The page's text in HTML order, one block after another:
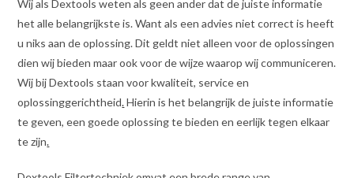
Wij als Dextools weten als geen ander dat de juiste informatie
het alle belangrijkste is. Want als een advies niet correct is heeft
u niks aan de oplossing. Dit geldt niet alleen voor de oplossingen
dien wij bieden maar ook voor de wijze waarop wij communiceren.
Wij bij Dextools staan voor kwaliteit, service en
oplossinggerichtheid.Hierin is het belangrijk de juiste informatie
te geven, een goede oplossing te bieden en eerlijk tegen elkaar
te zijn.